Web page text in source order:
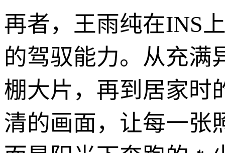
再者，王雨纯在INS
的驾驭能力。从充满
棚大片，再到居家时
清的画面，让每一张